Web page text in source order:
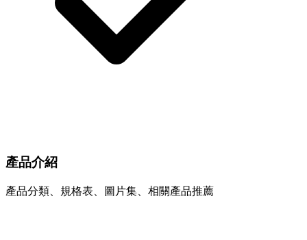
產品介紹
產品分類、規格表、圖片集、相關產品推薦